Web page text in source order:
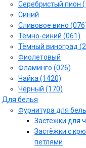
Серебристый пион
Синий
Сливовое вино
Тёмно-синий (061)
Тёмный виноград
Фиолетовый
Фламинго (026)
Чайка (1420)
Чёрный (170)
Для белья
Фурнитура для
Застёжки для
Застёжки с
петлями